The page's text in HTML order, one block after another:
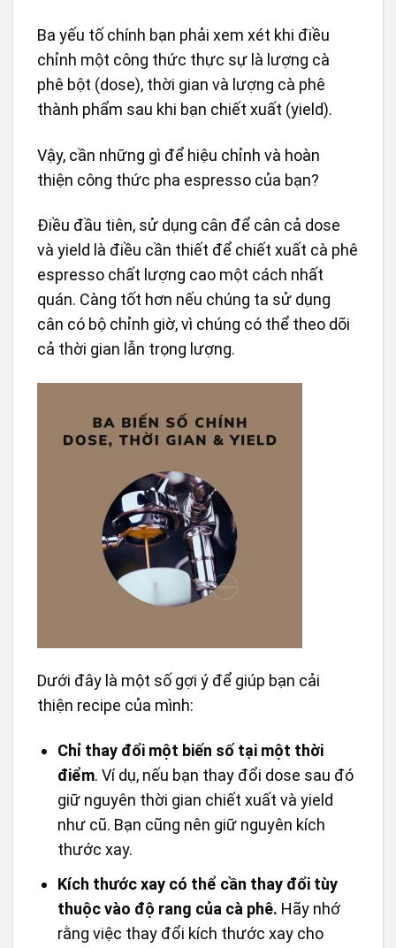
Ba yếu tố chính bạn phải xem xét khi điều
chỉnh một công thức thực sự là lượng cà
phê bột (dose), thời gian và lượng cà phê
thành phẩm sau khi bạn chiết xuất (yield).
Vậy, cần những gì để hiệu chỉnh và hoàn
thiện công thức pha espresso của bạn?
Điều đầu tiên, sử dụng cân để cân cả dose
và yield là điều cần thiết để chiết xuất cà phê
espresso chất lượng cao một cách nhất
quán. Càng tốt hơn nếu chúng ta sử dụng
cân có bộ chỉnh giờ, vì chúng có thể theo dõi
cả thời gian lẫn trọng lượng.
Dưới đây là một số gợi ý để giúp bạn cải
thiện recipe của mình:
Chỉ thay đổi một biến số tại một thời
điểm. Ví dụ, nếu bạn thay đổi dose sau đó
giữ nguyên thời gian chiết xuất và yield
như cũ. Bạn cũng nên giữ nguyên kích
thước xay.
Kích thước xay có thể cần thay đổi tùy
thuộc vào độ rang của cà phê. Hãy nhớ
rằng việc thay đổi kích thước xay cho